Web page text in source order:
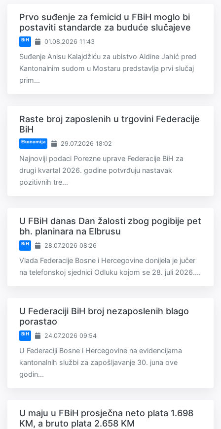
Prvo suđenje za femicid u FBiH moglo bi
postaviti standarde za buduće slučajeve
BiH 01.08.2026 11:43
Suđenje Anisu Kalajdžiću za ubistvo Aldine Jahić pred
Kantonalnim sudom u Mostaru predstavlja prvi slučaj
prim...
Raste broj zaposlenih u trgovini Federacije
BiH
Ekonomija 29.07.2026 18:02
Najnoviji podaci Porezne uprave Federacije BiH za
drugi kvartal 2026. godine potvrđuju nastavak
pozitivnih tre...
U FBiH danas Dan žalosti zbog pogibije pet
bh. planinara na Elbrusu
BiH 28.07.2026 08:26
Vlada Federacije Bosne i Hercegovine donijela je jučer
na telefonskoj sjednici Odluku kojom se 28. juli 2026....
U Federaciji BiH broj nezaposlenih blago
porastao
BiH 24.07.2026 09:54
U Federaciji Bosne i Hercegovine na evidencijama
kantonalnih službi za zapošljavanje 30. juna ove
godin...
U maju u FBiH prosječna neto plata 1.698
KM, a bruto plata 2.658 KM